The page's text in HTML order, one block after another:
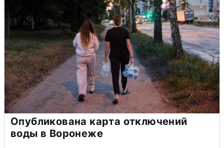
Опубликована карта отключений
воды в Воронеже